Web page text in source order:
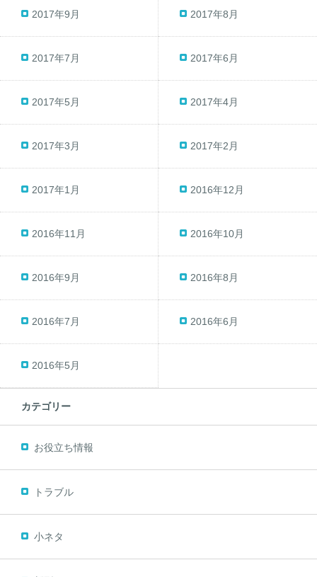
2017年9月 2017年8月
2017年7月 2017年6月
2017年5月 2017年4月
2017年3月 2017年2月
2017年1月 2016年12月
2016年11月 2016年10月
2016年9月 2016年8月
2016年7月 2016年6月
2016年5月
カテゴリー
お役立ち情報
トラブル
小ネタ